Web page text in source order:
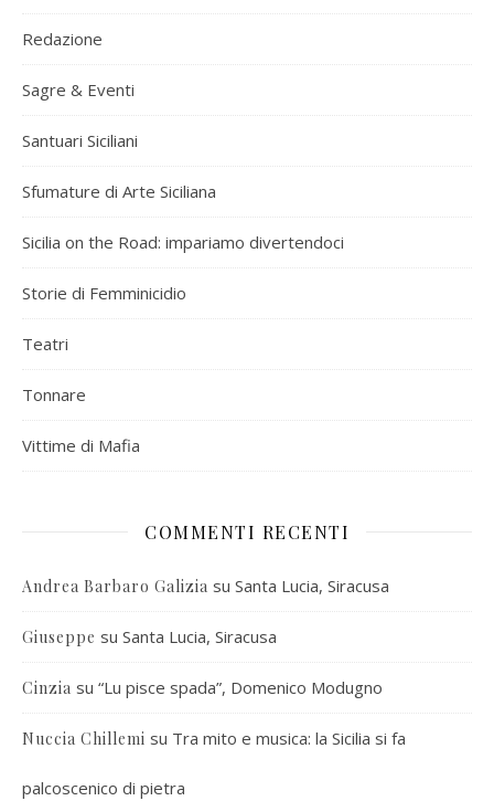
Redazione
Sagre & Eventi
Santuari Siciliani
Sfumature di Arte Siciliana
Sicilia on the Road: impariamo divertendoci
Storie di Femminicidio
Teatri
Tonnare
Vittime di Mafia
COMMENTI RECENTI
Andrea Barbaro Galizia su Santa Lucia, Siracusa
Giuseppe su Santa Lucia, Siracusa
Cinzia su “Lu pisce spada”, Domenico Modugno
Nuccia Chillemi su Tra mito e musica: la Sicilia si fa
palcoscenico di pietra